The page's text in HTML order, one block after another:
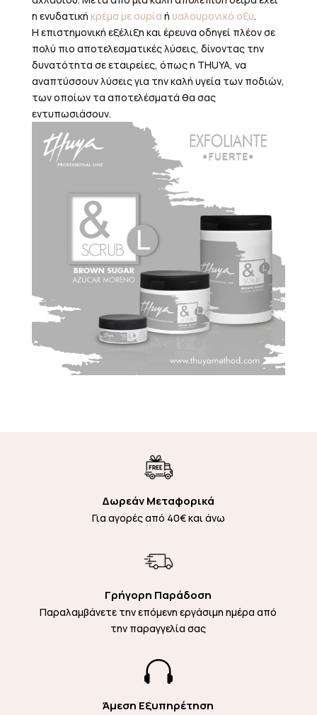
η ενυδατική κρέμα με ουρία ή υαλουρονικό οξύ.
Η επιστημονική εξέλιξη και έρευνα οδηγεί πλέον σε
πολύ πιο αποτελεσματικές λύσεις, δίνοντας την
δυνατότητα σε εταιρείες, όπως η THUYA, να
αναπτύσσουν λύσεις για την καλή υγεία των ποδιών,
των οποίων τα αποτελέσματά θα σας
εντυπωσιάσουν.
Δωρεάν Μεταφορικά
Για αγορές από 40€ και άνω
Γρήγορη Παράδοση
Παραλαμβάνετε την επόμενη εργάσιμη ημέρα από
την παραγγελία σας

Άμεση Εξυπηρέτηση